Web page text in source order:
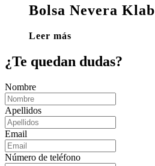
Bolsa Nevera Klab
Leer más
¿Te quedan dudas?
Nombre
Apellidos
Email
Número de teléfono